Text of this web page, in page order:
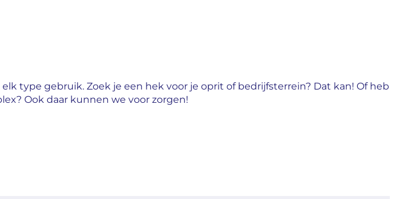
type gebruik. Zoek je een hek voor je oprit of bedrijfsterrein? Dat kan! Of heb
Ook daar kunnen we voor zorgen!